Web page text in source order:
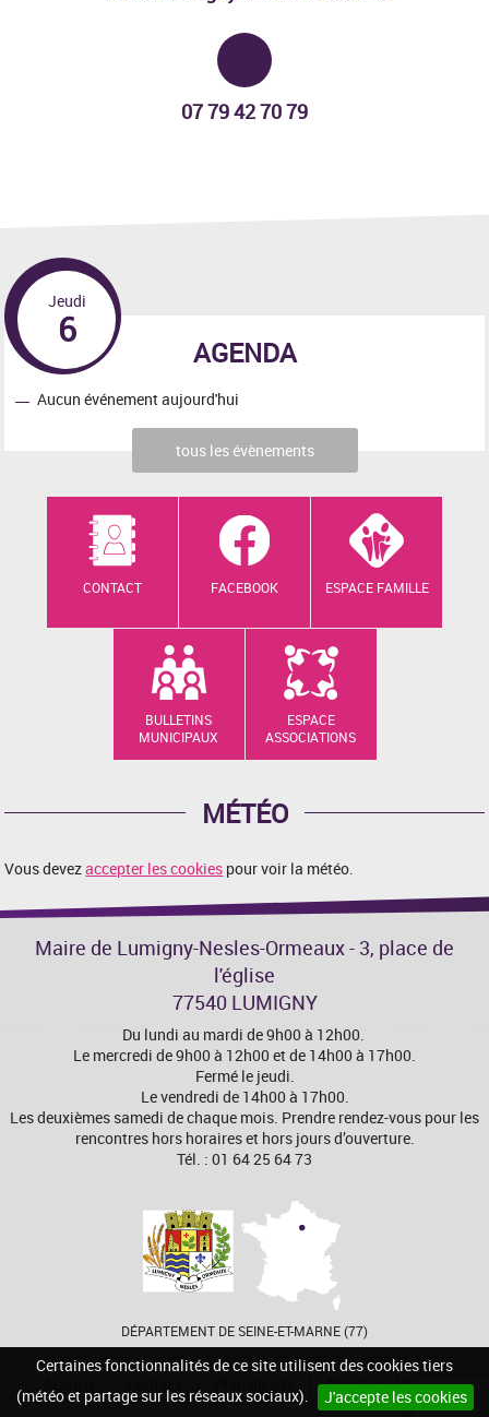
Certaines fonctionnalités de ce site utilisent des cookies tiers
(météo et partage sur les réseaux sociaux).
J'accepte les cookies
07 79 42 70 79
AGENDA
Jeudi
6
Aucun événement aujourd'hui
tous les évènements
CONTACT FACEBOOK ESPACE FAMILLE
BULLETINS
MUNICIPAUX
ESPACE
ASSOCIATIONS
MÉTÉO
Vous devezaccepter les cookies pour voir la météo.
Maire de Lumigny-Nesles-Ormeaux - 3, place de
l'église
77540 LUMIGNY
Du lundi au mardi de 9h00 à 12h00.
Le mercredi de 9h00 à 12h00 et de 14h00 à 17h00.
Fermé le jeudi.
Le vendredi de 14h00 à 17h00.
Les deuxièmes samedi de chaque mois. Prendre rendez-vous pour les
rencontres hors horaires et hors jours d’ouverture.
Tél. : 01 64 25 64 73
DÉPARTEMENT DE SEINE-ET-MARNE (77)
Mentions légales